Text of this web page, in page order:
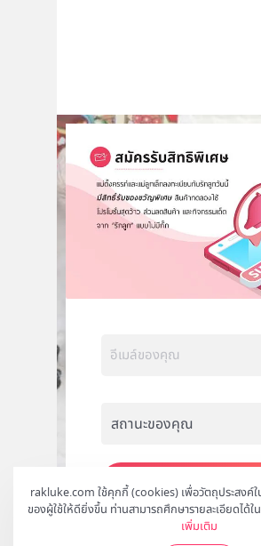
rakluke.com ใช้คุกกี้ (cookies) เพื่อวัตถุประสงค์
ของผู้ใช้ให้ดียิ่งขึ้น ท่านสามารถศึกษารายละเอียดได้ใน
เพิ่มเติม
สมัคร